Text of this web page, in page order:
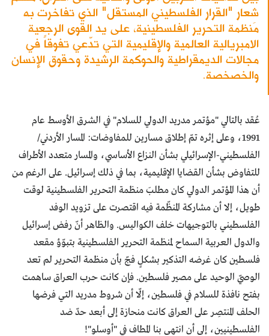
شِعار "القرار الفلسطيني المستقل" الذي تفاخرت به
منظمة التحرير الفلسطينية، على يد القوى الرجعية
الامبريالية العالمية والإقليمية التي تدّعي تفوقاً في
مجالات الديمقراطية والحوكمة الرشيدة وحقوق الإنسان
والخصخصة.
عُقد بالتالي "مؤتمر مدريد الدولي للسلام" في الشرق الأوسط عام
1991، وعلى إثره تمّ إطلاق مسارين للمفاوضات: المسار الأردني/
الفلسطيني-الإسرائيلي بشأن النزاع الأساسي، والمسار متعدد الأطراف
للتفاوض بشأن القضايا الإقليمية، بما في ذلك إسرائيل. على الرغم من
أن هذا المؤتمر الدولي كان مطلبَ منظمة التحرير الفلسطينية لوقت
طويل، إلا أن مشاركة المنظّمة فيه اقتصرت على تزويد الوفد
الفلسطيني بالتوجيهات خلف الكواليس. والظاهر أنّ رفض إسرائيل
والدول العربية السماح لمنظمة التحرير الفلسطينية بتبوّؤ مقعد
فلسطين كان غرضه التذكير بشكلٍ فجّ بأن منظمة التحرير لم تعد
الوصيّ الوحيد على مصير فلسطين. فإن كانت حرب العراق ساهمت
بفتح نافذة للسلام في فلسطين، إلّا أن شروط مدريد التي فرضها
الحلف المنتصِر على العراق كانت منحازة إلى أبعد حدّ ضد
الفلسطينيين، إلى أن انتهى بنا المطاف في "أوسلو"!